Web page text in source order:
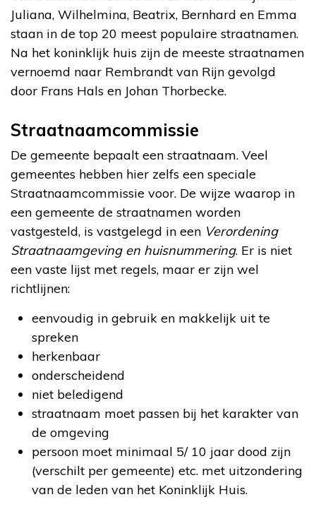
Juliana, Wilhelmina, Beatrix, Bernhard en Emma
staan in de top 20 meest populaire straatnamen.
Na het koninklijk huis zijn de meeste straatnamen
vernoemd naar Rembrandt van Rijn gevolgd
door Frans Hals en Johan Thorbecke.
Straatnaamcommissie
De gemeente bepaalt een straatnaam. Veel
gemeentes hebben hier zelfs een speciale
Straatnaamcommissie voor. De wijze waarop in
een gemeente de straatnamen worden
vastgesteld, is vastgelegd in een Verordening
Straatnaamgeving en huisnummering. Er is niet
een vaste lijst met regels, maar er zijn wel
richtlijnen:
eenvoudig in gebruik en makkelijk uit te
spreken
herkenbaar
onderscheidend
niet beledigend
straatnaam moet passen bij het karakter van
de omgeving
persoon moet minimaal 5/ 10 jaar dood zijn
(verschilt per gemeente) etc. met uitzondering
van de leden van het Koninklijk Huis.